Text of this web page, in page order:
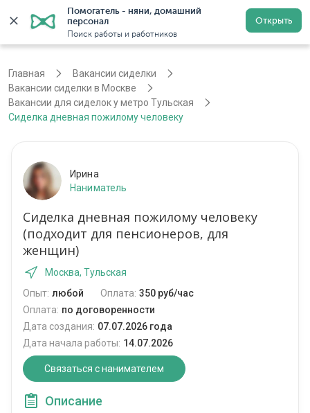
Помогатель - няни, домашний
персонал
Поиск работы и работников
Открыть
Регистрация
Главная
Вакансии сиделки
Вакансии сиделки в Москве
Вакансии для сиделок у метро Тульская
Сиделка дневная пожилому человеку
Ирина
Наниматель
Сиделка дневная пожилому человеку
(подходит для пенсионеров, для
женщин)
Москва, Тульская
Опыт: любой Оплата: 350 руб/час
Оплата: по договоренности
Дата создания: 07.07.2026 года
Дата начала работы: 14.07.2026
Связаться с нанимателем
Описание